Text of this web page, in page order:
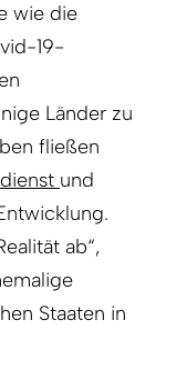
wie die
19-
Länder zu
fließen
und
ab“,
Staaten in